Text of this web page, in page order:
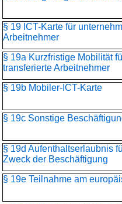
§ 19 ICT-Karte für
Arbeitnehmer
§ 19a Kurzfristige Mobilität
transferierte Arbeitnehmer
§ 19b Mobiler-ICT-Karte
§ 19c Sonstige
§ 19d Aufenthaltserlaubnis
Zweck der Beschäftigung
§ 19e Teilnahme am